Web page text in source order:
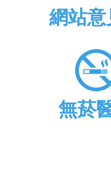
網站意
無菸